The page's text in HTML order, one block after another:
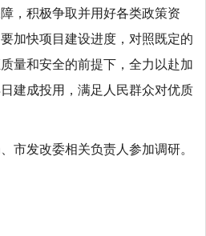
，积极争取并用好各类政策资
加快项目建设进度，对照既定的
量和安全的前提下，全力以赴加
建成投用，满足人民群众对优质
市发改委相关负责人参加调研。